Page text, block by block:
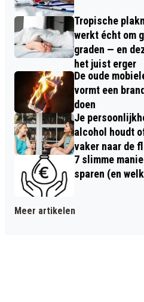
Tropische
werkt écht om
graden — en
het juist erger
De oude
vormt een
doen
Je
alcohol houdt
vaker naar de
7 slimme
sparen (en
Meer artikelen